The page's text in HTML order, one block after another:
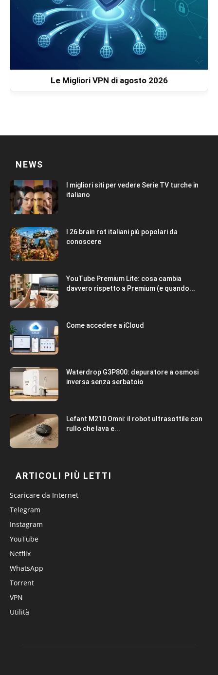
Le Migliori VPN di agosto 2026
NEWS
I migliori siti per vedere Serie TV turche in
italiano
I 26 brain rot italiani più popolari da
conoscere
YouTube Premium Lite: cosa cambia
davvero rispetto a Premium (e quando...
Come accedere a iCloud
Waterdrop G3P800: depuratore a osmosi
inversa senza serbatoio
Lefant M210 Omni: il robot ultrasottile con
rullo che lava e...
ARTICOLI PIÙ LETTI
Scaricare da Internet
Telegram
Instagram
YouTube
Netflix
WhatsApp
Torrent
VPN
Utilità